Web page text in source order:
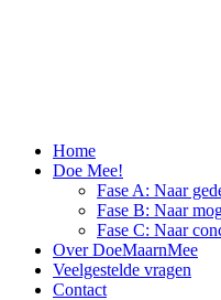
Home
Doe Mee!
Fase A: Naar
Fase B: Naar
Fase C: Naar
Over DoeMaarnMee
Veelgestelde vragen
Contact